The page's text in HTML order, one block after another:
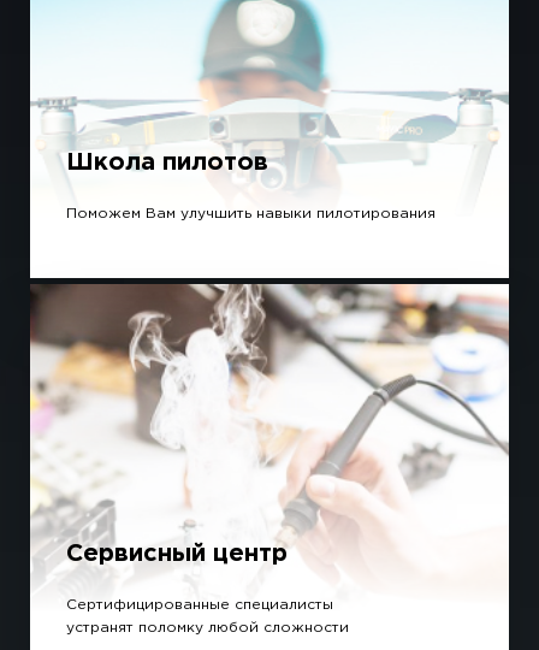
Школа пилотов
Поможем Вам улучшить навыки пилотирования
Сервисный центр
Сертифицированные специалисты
устранят поломку любой сложности